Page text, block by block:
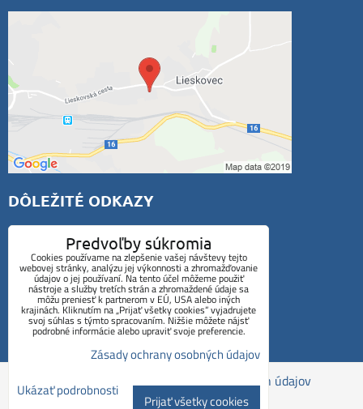
DÔLEŽITÉ ODKAZY
Rezanie vodným lúčom
Predaj nerezových plechov
Fotogaléria
Informácie V.O.
Zásady ochrany osobných údajov
Predvoľby súkromia
Cookies používame na zlepšenie vašej návštevy tejto
webovej stránky, analýzu jej výkonnosti a zhromažďovanie
údajov o jej používaní. Na tento účel môžeme použiť
nástroje a služby tretích strán a zhromaždené údaje sa
môžu preniesť k partnerom v EÚ, USA alebo iných
krajinách. Kliknutím na „Prijať všetky cookies“ vyjadrujete
svoj súhlas s týmto spracovaním. Nižšie môžete nájsť
podrobné informácie alebo upraviť svoje preferencie.
Zásady ochrany osobných údajov
Ukázať podrobnosti
Prijať všetky cookies